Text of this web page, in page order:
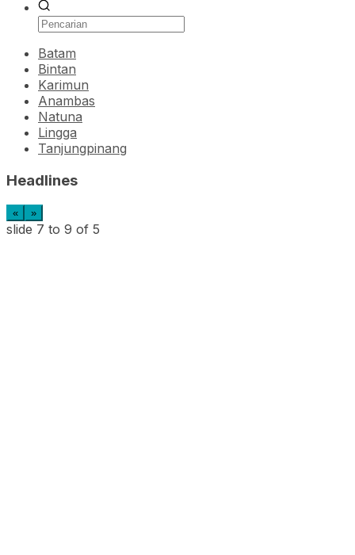
Batam
Bintan
Karimun
Anambas
Natuna
Lingga
Tanjungpinang
Headlines
« »
slide 7 to 9 of 5